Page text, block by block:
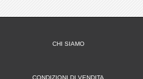
CHI SIAMO
CONDIZIONI DI VENDITA